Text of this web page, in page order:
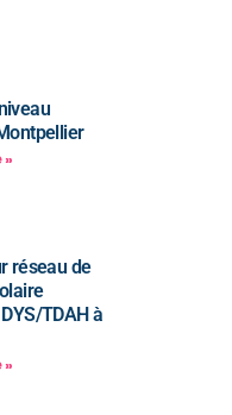
»
réseau de
TDAH à
»